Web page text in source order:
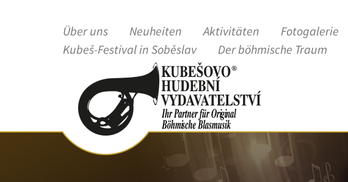
Über uns Neuheiten Aktivitäten Fotogalerie
Kubeš-Festival in Soběslav
Der böhmische Traum